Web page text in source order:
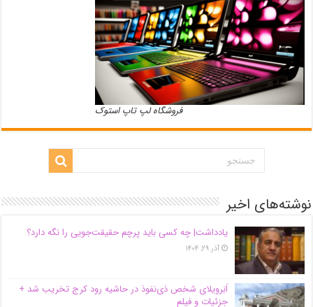
فروشگاه لپ تاپ استوک
نوشته‌های اخیر
یادداشت| ‌چه کسی باید پرچم حقیقت‌جویی را نگه دارد؟
آذر ۲۹, ۱۴۰۴
اَبَر‌ویلای شخص ذی‌نفوذ در حاشیه‌ رود کرج تخریب شد +
جزئیات و فیلم